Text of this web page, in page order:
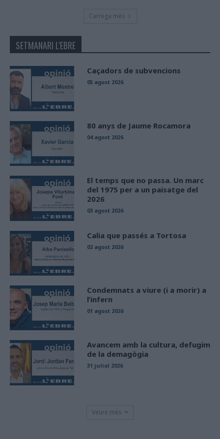
Carrega més
SETMANARI L'EBRE
Caçadors de subvencions
05 agost 2026
80 anys de Jaume Rocamora
04 agost 2026
El temps que no passa. Un marc
del 1975 per a un paisatge del
2026
03 agost 2026
Calia que passés a Tortosa
02 agost 2026
Condemnats a viure (i a morir) a
l’infern
01 agost 2026
Avancem amb la cultura, defugim
de la demagògia
31 juliol 2026
Veure més